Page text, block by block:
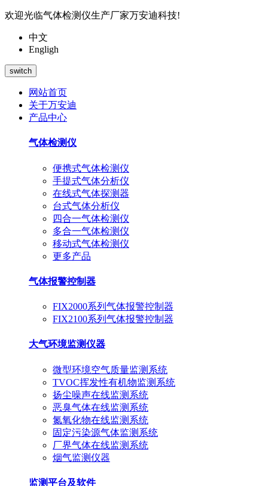
欢迎光临气体检测仪生产厂家万安迪科技!
中文
Engligh
switch
网站首页
关于万安迪
产品中心
气体检测仪
便携式气体检测仪
手提式气体分析仪
在线式气体探测器
台式气体分析仪
四合一气体检测仪
多合一气体检测仪
移动式气体检测仪
更多产品
气体报警控制器
FIX2000系列气体报警控制器
FIX2100系列气体报警控制器
大气环境监测仪器
微型环境空气质量监测系统
TVOC挥发性有机物监测系统
扬尘噪声在线监测系统
恶臭气体在线监测系统
氮氧化物在线监测系统
固定污染源气体监测系统
厂界气体在线监测系统
烟气监测仪器
监测平台及软件